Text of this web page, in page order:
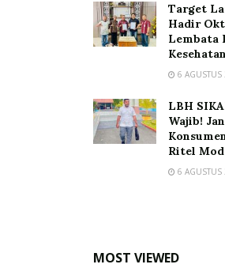
Target
Hadir
Lembata
6 AGUSTUS
LBH
Wajib!
Ritel
6 AGUSTUS
MOST VIEWED